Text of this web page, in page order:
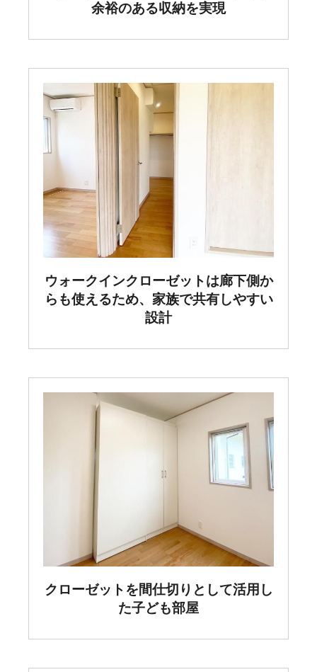
余裕のある収納を実現
ウォークインクローゼットは廊下側か
らも使えるため、家族で共有しやすい
設計
クローゼットを間仕切りとして活用し
た子ども部屋